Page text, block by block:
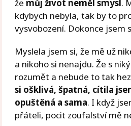
že můj život neměl smysl.
kdybych nebyla, tak by to
vysvobození. Dokonce jsem
Myslela jsem si, že mě už
a nikoho si nenajdu. Že s
rozumět a nebude to tak
si ošklivá, špatná, cítila
opuštěná a sama. I když
přáteli, pocit zoufalství mě